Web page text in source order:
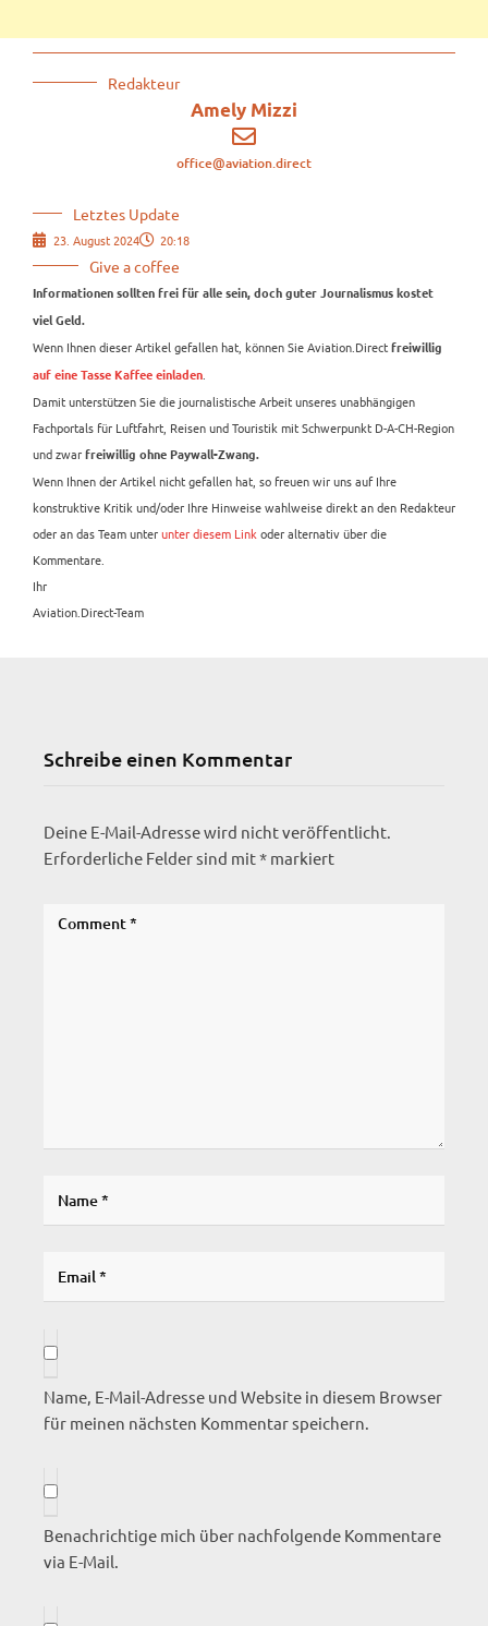
Redakteur
Amely Mizzi
office@aviation.direct
Letztes Update
23. August 2024 20:18
Give a coffee
Informationen sollten frei für alle sein, doch guter Journalismus kostet
viel Geld.
Wenn Ihnen dieser Artikel gefallen hat, können Sie Aviation.Direct freiwillig
auf eine Tasse Kaffee einladen
Damit unterstützen Sie die journalistische Arbeit unseres unabhängigen
Fachportals für Luftfahrt, Reisen und Touristik mit Schwerpunkt D-A-CH-Region
und zwar freiwillig ohne Paywall-Zwang.
Wenn Ihnen der Artikel nicht gefallen hat, so freuen wir uns auf Ihre
konstruktive Kritik und/oder Ihre Hinweise wahlweise direkt an den Redakteur
oder an das Team unterunter diesem Link oder alternativ über die
Kommentare.
Ihr
Aviation.Direct-Team
Schreibe einen Kommentar
Deine E-Mail-Adresse wird nicht veröffentlicht.
Erforderliche Felder sind mit* markiert
Name, E-Mail-Adresse und Website in diesem Browser
für meinen nächsten Kommentar speichern.
Benachrichtige mich über nachfolgende Kommentare
via E-Mail.